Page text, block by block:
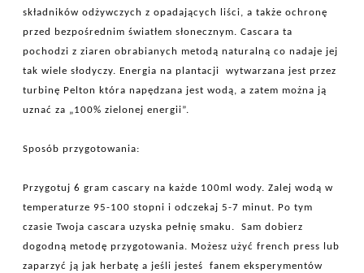
składników odżywczych z opadających liści, a także ochronę
przed bezpośrednim światłem słonecznym. Cascara ta
pochodzi z ziaren obrabianych metodą naturalną co nadaje jej
tak wiele słodyczy. Energia na plantacji wytwarzana jest przez
turbinę Pelton która napędzana jest wodą, a zatem można ją
uznać za „100% zielonej energii”.
Sposób przygotowania:
Przygotuj 6 gram cascary na każde 100ml wody. Zalej wodą w
temperaturze 95-100 stopni i odczekaj 5-7 minut. Po tym
czasie Twoja cascara uzyska pełnię smaku. Sam dobierz
dogodną metodę przygotowania. Możesz użyć french press lub
zaparzyć ją jak herbatę a jeśli jesteś fanem eksperymentów